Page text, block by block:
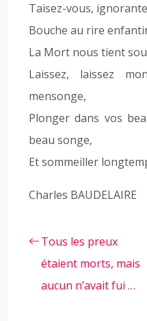
Taisez-vous,
Bouche au rire
La Mort nous tient
Laissez, laissez
mensonge,
Plonger dans vos
beau songe,
Et sommeiller
Charles BAUDELAIRE
Tous les preux
étaient morts, mais
aucun n’avait fui …